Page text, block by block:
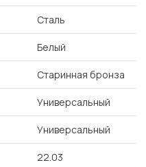
Сталь
Белый
Старинная бронза
Универсальный
Универсальный
22.03